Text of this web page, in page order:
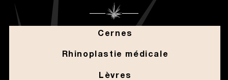
Cernes
Rhinoplastie médicale
Lèvres